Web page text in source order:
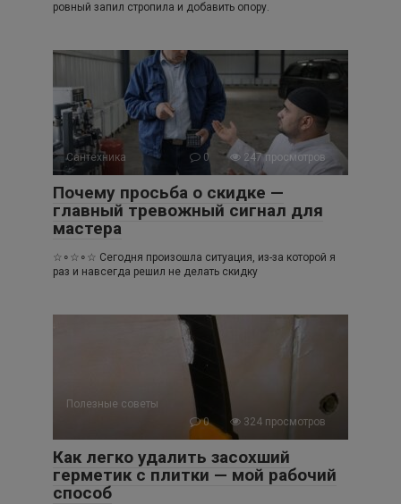
ровный запил стропила и добавить опору.
Сантехника 0 247 просмотров
Почему просьба о скидке —
главный тревожный сигнал для
мастера
☆∘☆∘☆ Сегодня произошла ситуация, из-за которой я
раз и навсегда решил не делать скидку
Полезные советы
0
324 просмотров
Как легко удалить засохший
герметик с плитки — мой рабочий
способ